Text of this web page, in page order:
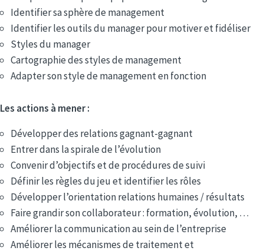
Identifier sa sphère de management
Identifier les outils du manager pour motiver et fidéliser
Styles du manager
Cartographie des styles de management
Adapter son style de management en fonction
Les actions à mener :
Développer des relations gagnant-gagnant
Entrer dans la spirale de l’évolution
Convenir d’objectifs et de procédures de suivi
Définir les règles du jeu et identifier les rôles
Développer l’orientation relations humaines / résultats
Faire grandir son collaborateur : formation, évolution, …
Améliorer la communication au sein de l’entreprise
Améliorer les mécanismes de traitement et